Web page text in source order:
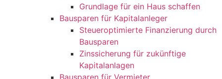
Grundlage für ein Haus schaffen
Bausparen für Kapitalanleger
Steueroptimierte Finanzierung durch
Bausparen
Zinssicherung für zukünftige
Kapitalanlagen
Bausparen für Vermieter